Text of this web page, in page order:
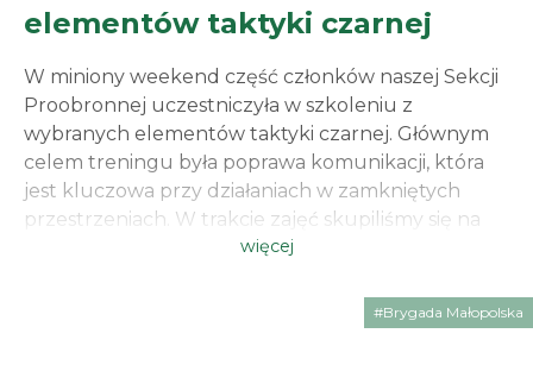
elementów taktyki czarnej
W miniony weekend część członków naszej Sekcji
Proobronnej uczestniczyła w szkoleniu z
wybranych elementów taktyki czarnej. Głównym
celem treningu była poprawa komunikacji, która
jest kluczowa przy działaniach w zamkniętych
przestrzeniach. W trakcie zajęć skupiliśmy się na
tym, w jaki sposób płynnie przekazywać
dzielić role w szyku. Działania wewnątrz obiektu
więcej
#Brygada Małopolska